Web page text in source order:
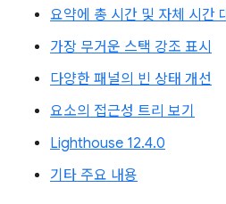
요약에 총 시간 및 자체 시간
가장 무거운 스택 강조 표시
다양한 패널의 빈 상태 개선
요소의 접근성 트리 보기
Lighthouse 12.4.0
기타 주요 내용